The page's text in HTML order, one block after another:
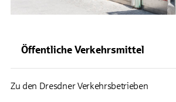
Öffentliche Verkehrsmittel
Zu den Dresdner Verkehrsbetrieben